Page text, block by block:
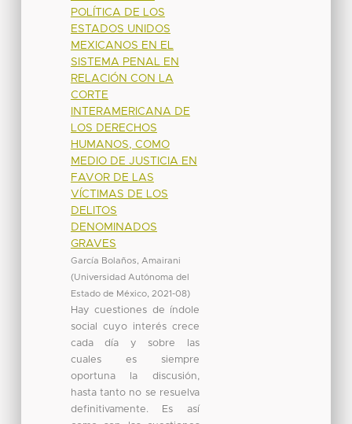
POLÍTICA DE LOS
ESTADOS UNIDOS
MEXICANOS EN EL
SISTEMA PENAL EN
RELACIÓN CON LA
CORTE
INTERAMERICANA DE
LOS DERECHOS
HUMANOS, COMO
MEDIO DE JUSTICIA EN
FAVOR DE LAS
VÍCTIMAS DE LOS
DELITOS
DENOMINADOS
GRAVES
García Bolaños, Amairani
(Universidad Autónoma del
Estado de México, 2021-08)
Hay cuestiones de índole
social cuyo interés crece
cada día y sobre las
cuales es siempre
oportuna la discusión,
hasta tanto no se resuelva
definitivamente. Es así